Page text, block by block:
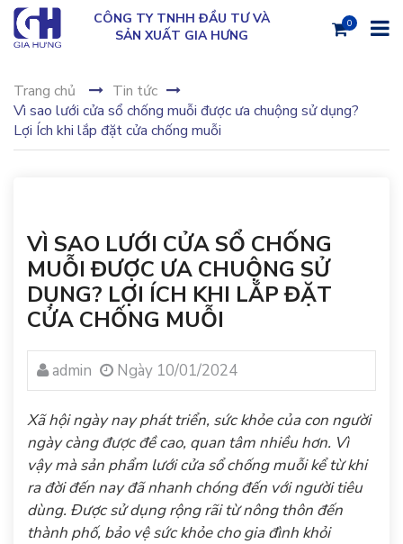
CÔNG TY TNHH ĐẦU TƯ VÀ
SẢN XUẤT GIA HƯNG
0
Trang chủ
Tin tức
Vì sao lưới cửa sổ chống muỗi được ưa chuộng sử dụng?
Lợi Ích khi lắp đặt cửa chống muỗi
VÌ SAO LƯỚI CỬA SỔ CHỐNG
MUỖI ĐƯỢC ƯA CHUỘNG SỬ
DỤNG? LỢI ÍCH KHI LẮP ĐẶT
CỬA CHỐNG MUỖI
admin Ngày 10/01/2024
Xã hội ngày nay phát triển, sức khỏe của con người
ngày càng được đề cao, quan tâm nhiều hơn. Vì
vậy mà sản phẩm lưới cửa sổ chống muỗi kể từ khi
ra đời đến nay đã nhanh chóng đến với người tiêu
dùng. Được sử dụng rộng rãi từ nông thôn đến
thành phố, bảo vệ sức khỏe cho gia đình khỏi